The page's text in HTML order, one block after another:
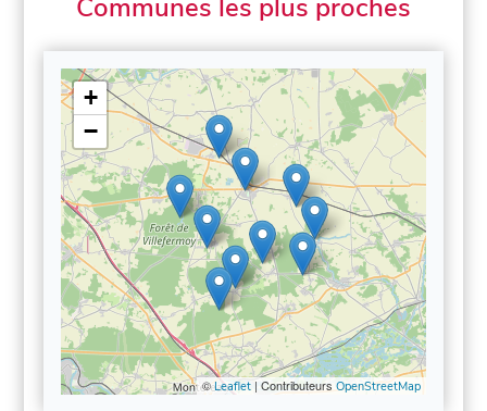
Communes les plus proches
+
−
©Leaflet| Contributeurs OpenStreetMap